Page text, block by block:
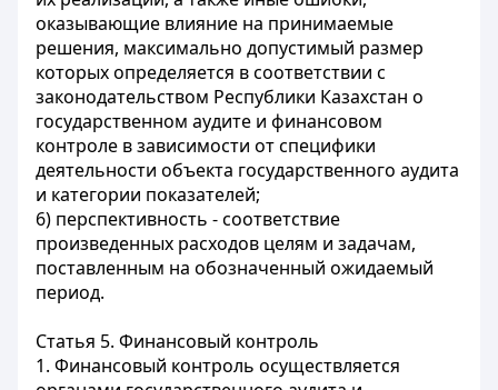
оказывающие влияние на принимаемые
решения, максимально допустимый размер
которых определяется в соответствии с
законодательством Республики Казахстан о
государственном аудите и финансовом
контроле в зависимости от специфики
деятельности объекта государственного аудита
и категории показателей;
6) перспективность - соответствие
произведенных расходов целям и задачам,
поставленным на обозначенный ожидаемый
период.
Статья 5. Финансовый контроль
1. Финансовый контроль осуществляется